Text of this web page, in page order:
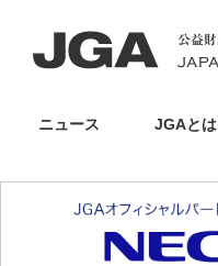
ニュース JGAとは